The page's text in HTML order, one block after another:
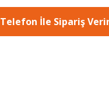
Telefon İle Sipariş